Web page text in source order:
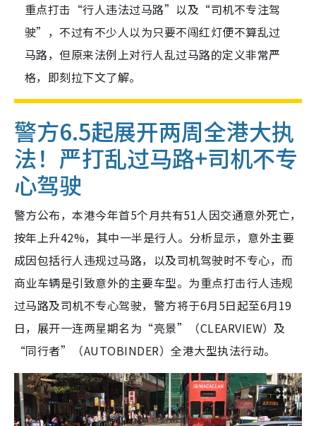
重点打击“行人违法过马路”以及“司机不专注驾
驶”，不过有不少人以为只要不闯红灯便不算乱过
马路，但原来法例上对行人乱过马路的定义非常严
格，即刻拉下文了解。
警方6.5起展开两周全港大执
法！严打乱过马路+司机不专
心驾驶
警方公布，本港今年首5个月共有51人因交通意外死亡，
按年上升42%，其中一半是行人。分析显示，意外主要
成因包括行人违规过马路，以及司机驾驶时不专心，而
商业车辆是引致意外的主要车型。为重点打击行人违规
过马路及司机不专心驾驶，警方将于6月5日起至6月19
日，展开一连两星期名为“亮景”（CLEARVIEW）及
“同行者”（AUTOBINDER）全港大型执法行动。